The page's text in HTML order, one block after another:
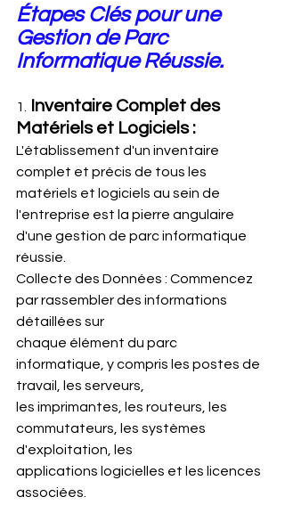
Étapes Clés pour une
Gestion de Parc
Informatique Réussie.
1.
Inventaire Complet des
Matériels et Logiciels :
L'établissement d'un inventaire
complet et précis de tous les
matériels et logiciels au sein de
l'entreprise est la pierre angulaire
d'une gestion de parc informatique
réussie.
Collecte des Données : Commencez
par rassembler des informations
détaillées sur
chaque élément du parc
informatique, y compris les postes de
travail, les serveurs,
les imprimantes, les routeurs, les
commutateurs, les systèmes
d'exploitation, les
applications logicielles et les licences
associées.